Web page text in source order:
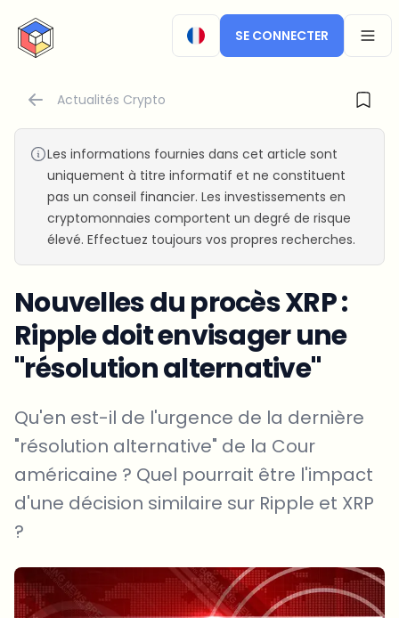
CryptoTicker
SE CONNECTER
Actualités Crypto
Les informations fournies dans cet article sont
uniquement à titre informatif et ne constituent
pas un conseil financier. Les investissements en
cryptomonnaies comportent un degré de risque
élevé. Effectuez toujours vos propres recherches.
Nouvelles du procès XRP :
Ripple doit envisager une
"résolution alternative"
Qu'en est-il de l'urgence de la dernière
"résolution alternative" de la Cour
américaine ? Quel pourrait être l'impact
d'une décision similaire sur Ripple et XRP
?